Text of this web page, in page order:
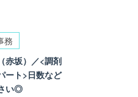
務
赤坂）／<調剤
ト>日数など
い◎